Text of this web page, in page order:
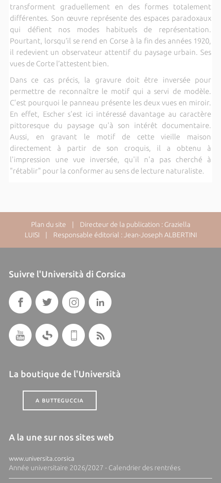
transforment graduellement en des formes totalement
différentes. Son œuvre représente des espaces paradoxaux
qui défient nos modes habituels de représentation.
Pourtant, lorsqu’il se rend en Corse à la fin des années 1920,
il redevient un observateur attentif du paysage urbain. Ses
vues de Corte l’attestent bien.
Dans ce cas précis, la gravure doit être inversée pour
permettre de reconnaître le motif qui a servi de modèle.
C'est pourquoi le panneau présente les deux vues en miroir.
En effet, Escher s'est ici intéressé davantage au caractère
pittoresque du paysage qu'à son intérêt documentaire.
Aussi, en gravant le motif de cette vieille maison
directement à partir de son croquis, il a obtenu à
l'impression une vue inversée, qu'il n'a pas cherché à
"rétablir" pour la conformer au sens de lecture naturaliste.
Plan du site | Directeur de la publication : Graziella
LUISI | Responsable éditorial : Jean-Joseph ALBERTINI
Suivre l'Università di Corsica
La boutique de l'Università
A BUTTEGUCCIA
A la une sur nos sites web
www.universita.corsica
Année universitaire 2026/2027 - Calendrier des rentrées